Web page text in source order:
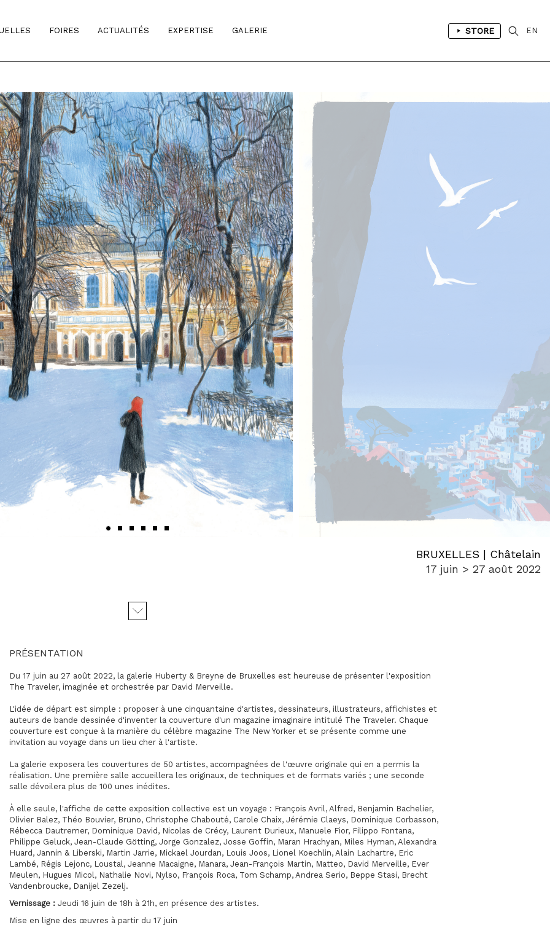
FOIRES ACTUALITÉS EXPERTISE GALERIE STORE EN
BRUXELLES | Châtelain
17 juin > 27 août 2022
PRÉSENTATION
Du 17 juin au 27 août 2022, la galerie Huberty & Breyne de Bruxelles est heureuse de présenter l'exposition
The Traveler, imaginée et orchestrée par David Merveille.
L'idée de départ est simple : proposer à une cinquantaine d'artistes, dessinateurs, illustrateurs, affichistes et
auteurs de bande dessinée d'inventer la couverture d'un magazine imaginaire intitulé The Traveler. Chaque
couverture est conçue à la manière du célèbre magazine The New Yorker et se présente comme une
invitation au voyage dans un lieu cher à l'artiste.
La galerie exposera les couvertures de 50 artistes, accompagnées de l'œuvre originale qui en a permis la
réalisation. Une première salle accueillera les originaux, de techniques et de formats variés ; une seconde
salle dévoilera plus de 100 unes inédites.
À elle seule, l'affiche de cette exposition collective est un voyage : François Avril, Alfred, Benjamin Bachelier,
Olivier Balez, Théo Bouvier, Brüno, Christophe Chabouté, Carole Chaix, Jérémie Claeys, Dominique Corbasson,
Rébecca Dautremer, Dominique David, Nicolas de Crécy, Laurent Durieux, Manuele Fior, Filippo Fontana,
Philippe Geluck, Jean-Claude Götting, Jorge Gonzalez, Josse Goffin, Maran Hrachyan, Miles Hyman, Alexandra
Huard, Jannin & Liberski, Martin Jarrie, Mickael Jourdan, Louis Joos, Lionel Koechlin, Alain Lachartre, Eric
Lambé, Régis Lejonc, Loustal, Jeanne Macaigne, Manara, Jean-François Martin, Matteo, David Merveille, Ever
Meulen, Hugues Micol, Nathalie Novi, Nylso, François Roca, Tom Schamp, Andrea Serio, Beppe Stasi, Brecht
Vandenbroucke, Danijel Zezelj.
Vernissage : Jeudi 16 juin de 18h à 21h, en présence des artistes.
Mise en ligne des œuvres à partir du 17 juin